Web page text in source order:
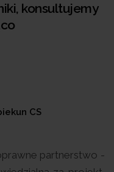
konsultujemy
CS
partnerstwo -